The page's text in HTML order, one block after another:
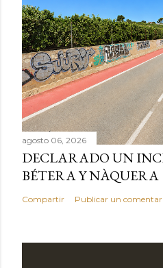
agosto 06, 2026
DECLARADO UN
BÉTERA Y NÀQUERA
Compartir Publicar un